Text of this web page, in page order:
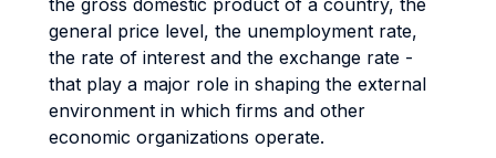
the gross domestic product of a country, the
general price level, the unemployment rate,
the rate of interest and the exchange rate -
that play a major role in shaping the external
environment in which firms and other
economic organizations operate.